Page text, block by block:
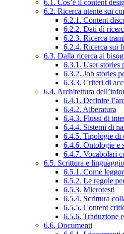
6.1. Cos’è il content
6.2. Ricerca utente sui
6.2.1. Content
6.2.2. Dati di
6.2.3. Ricerca
6.2.4. Ricerca sui
6.3. Dalla ricerca ai
6.3.1. User stories
6.3.2. Job stories
6.3.3. Criteri di
6.4. Architettura
6.4.1. Definire
6.4.2. Alberatura
6.4.3. Flussi di
6.4.4. Sistemi di
6.4.5. Tipologie di
6.4.6. Ontologie e
6.4.7. Vocabolari
6.5. Scrittura e linguaggio
6.5.1. Come
6.5.2. Le regole
6.5.3. Microtesti
6.5.4. Scrittura
6.5.5. Content
6.5.6. Traduzione
6.6. Documenti